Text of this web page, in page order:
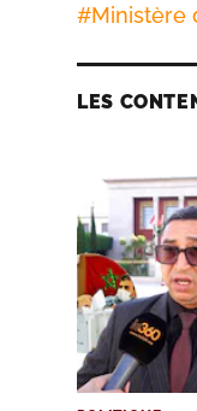
#Ministère
LES